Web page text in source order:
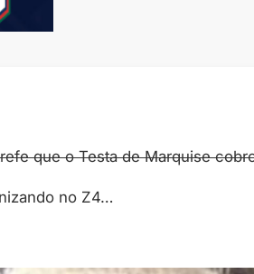
que o Testa de Marquise
no Z4…